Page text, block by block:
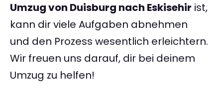
Umzug von Duisburg nach Eskisehir ist,
kann dir viele Aufgaben abnehmen
und den Prozess wesentlich erleichtern.
Wir freuen uns darauf, dir bei deinem
Umzug zu helfen!